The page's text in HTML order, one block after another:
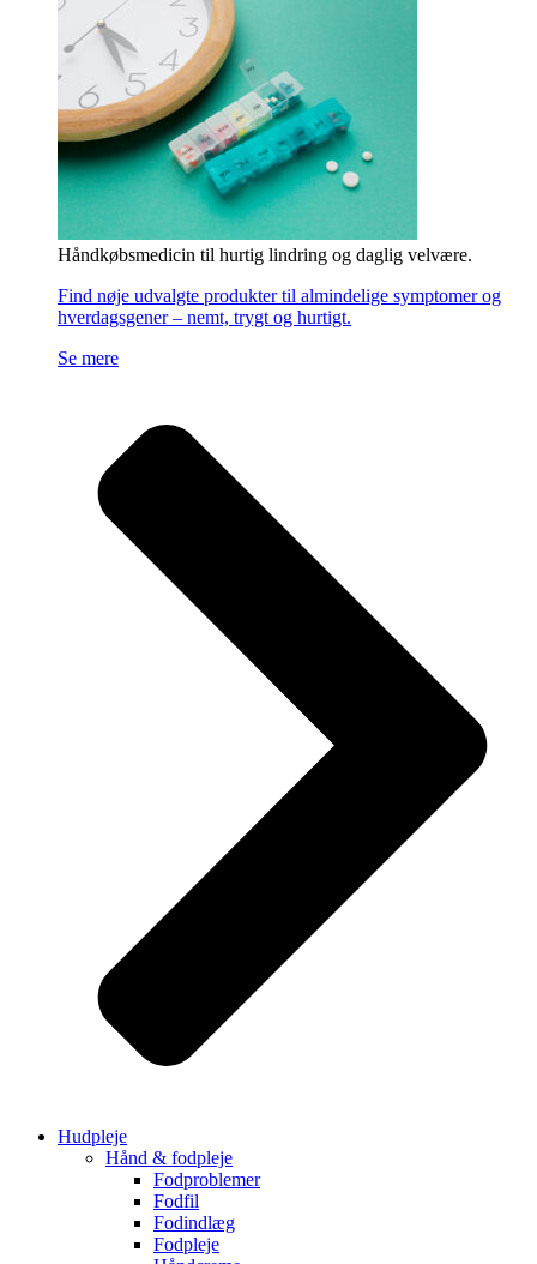
Håndkøbsmedicin til hurtig lindring og daglig velvære.
Find nøje udvalgte produkter til almindelige symptomer og
hverdagsgener – nemt, trygt og hurtigt.
Se mere
Hudpleje
Hånd & fodpleje
Fodproblemer
Fodfil
Fodindlæg
Fodpleje